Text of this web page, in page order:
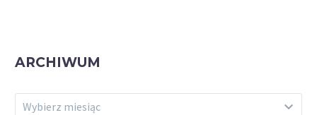
ARCHIWUM
ARCHIWUM
Wybierz miesiąc